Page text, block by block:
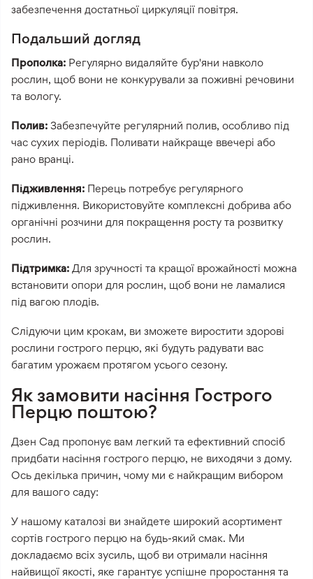
забезпечення достатньої циркуляції повітря.
Подальший догляд
Прополка: Регулярно видаляйте бур'яни навколо
рослин, щоб вони не конкурували за поживні речовини
та вологу.
Полив: Забезпечуйте регулярний полив, особливо під
час сухих періодів. Поливати найкраще ввечері або
рано вранці.
Підживлення: Перець потребує регулярного
підживлення. Використовуйте комплексні добрива або
органічні розчини для покращення росту та розвитку
рослин.
Підтримка: Для зручності та кращої врожайності можна
встановити опори для рослин, щоб вони не ламалися
під вагою плодів.
Слідуючи цим крокам, ви зможете виростити здорові
рослини гострого перцю, які будуть радувати вас
багатим урожаєм протягом усього сезону.
Як замовити насіння Гострого
Перцю поштою?
Дзен Сад пропонує вам легкий та ефективний спосіб
придбати насіння гострого перцю, не виходячи з дому.
Ось декілька причин, чому ми є найкращим вибором
для вашого саду:
У нашому каталозі ви знайдете широкий асортимент
сортів гострого перцю на будь-який смак. Ми
докладаємо всіх зусиль, щоб ви отримали насіння
найвищої якості, яке гарантує успішне проростання та